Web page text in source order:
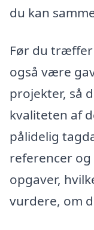
du kan
Før du
også være
projekter, så
kvaliteten af
pålidelig
referencer
opgaver,
vurdere, om